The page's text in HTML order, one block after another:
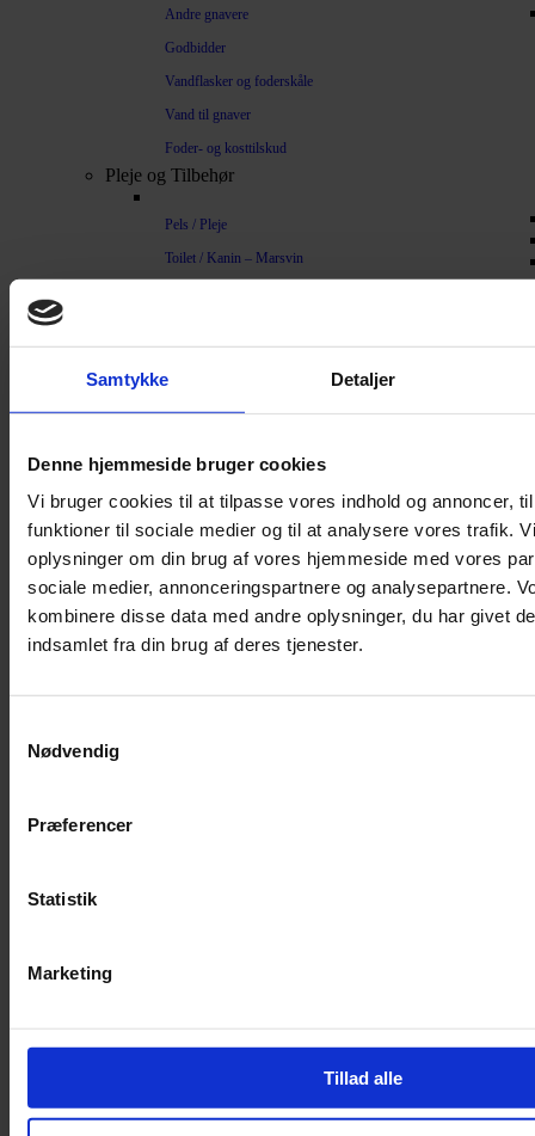
Samtykke Detaljer
Denne hjemmeside bruger cookies
Vi bruger cookies til at tilpasse vores indhold og annoncer,
funktioner til sociale medier og til at analysere vores trafik.
oplysninger om din brug af vores hjemmeside med vores
sociale medier, annonceringspartnere og analysepartnere.
kombinere disse data med andre oplysninger, du har givet
indsamlet fra din brug af deres tjenester.
Nødvendig
Præferencer
Statistik
Marketing
Tillad alle
Andre gnavere
Godbidder
Vandflasker og foderskåle
Vand til gnaver
Foder- og kosttilskud
Pleje og Tilbehør
Pels / Pleje
Toilet / Kanin – Marsvin
Bure
Hamsterbur
Kaninbur
Rottebur
Marsvinebur
Overdækning løbegård
Savsmuld
Bommuld